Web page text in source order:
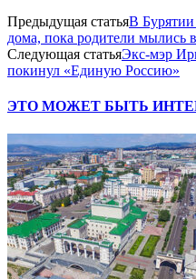
Предыдущая статьяВ
дома, пока родители мылись
Следующая статьяЭкс-мэр
покинул «Единую Россию»
ЭТО МОЖЕТ БЫТЬ